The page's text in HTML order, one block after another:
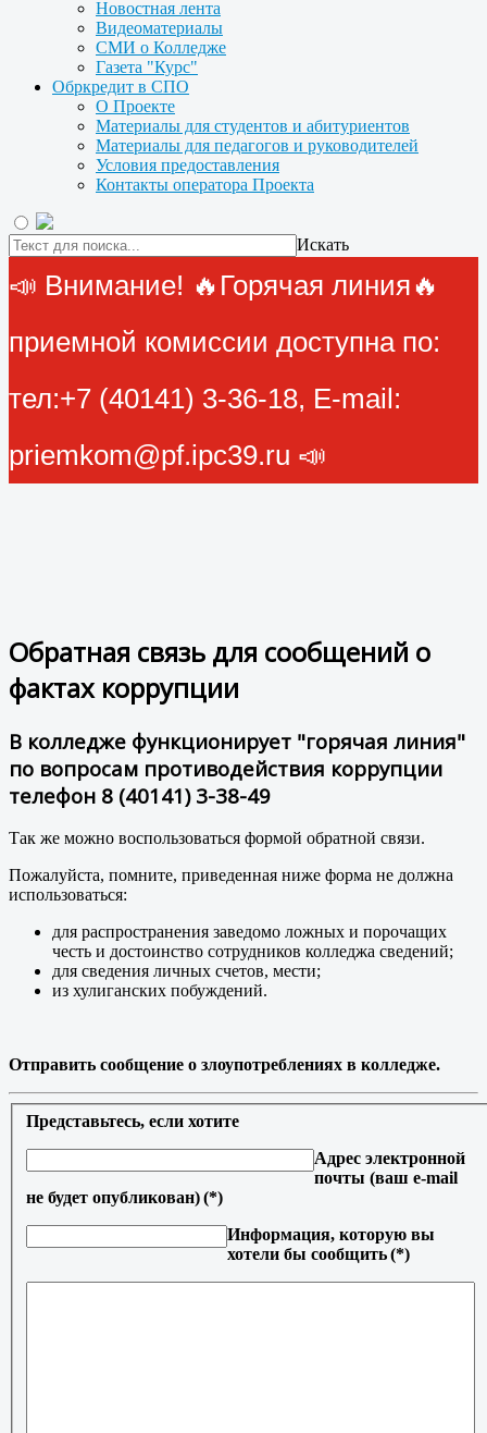
Новостная лента
Видеоматериалы
СМИ о Колледже
Газета "Курс"
Обркредит в СПО
О Проекте
Материалы для студентов и абитуриентов
Материалы для педагогов и руководителей
Условия предоставления
Контакты оператора Проекта
Искать
📣 Внимание! 🔥Горячая линия🔥
приемной комиссии доступна по:
тел:+7 (40141) 3-36-18, E-mail:
priemkom@pf.ipc39.ru 📣
Обратная связь для сообщений о
фактах коррупции
В колледже функционирует "горячая линия"
по вопросам противодействия коррупции
телефон 8 (40141) 3-38-49
Так же можно воспользоваться формой обратной связи.
Пожалуйста, помните, приведенная ниже форма не должна
использоваться:
для распространения заведомо ложных и порочащих
честь и достоинство сотрудников колледжа сведений;
для сведения личных счетов, мести;
из хулиганских побуждений.
Отправить сообщение о злоупотреблениях в колледже.
Представьтесь, если хотите
Адрес электронной
почты (ваш e-mail
не будет опубликован)(*)
Информация, которую вы
хотели бы сообщить(*)